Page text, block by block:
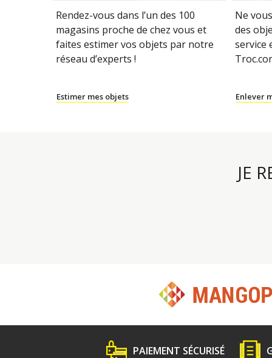
Rendez-vous dans l’un des 100
magasins proche de chez vous et
faites estimer vos objets par notre
réseau d’experts !
Estimer mes objets
Ne
des
service
Enlever
JE
PAIEMENT SÉCURISÉ